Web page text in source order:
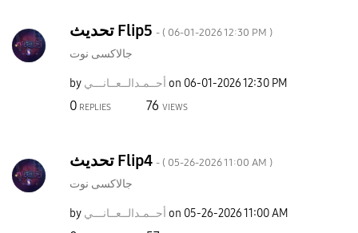
تحديث Flip5 - ( ‎06-01-202612:30 PM )
جالاكسى نوت
by أحــمـدالــعــانـــي on ‎06-01-202612:30 PM
0 REPLIES 76 VIEWS
تحديث Flip4 - ( ‎05-26-202611:00 AM )
جالاكسى نوت
by أحــمـدالــعــانـــي on ‎05-26-202611:00 AM